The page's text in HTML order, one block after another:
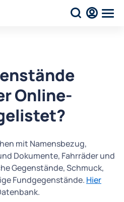
Online-
mit Namensbezug,
Dokumente, Fahrräder und
Gegenstände, Schmuck,
Fundgegenstände. Hier